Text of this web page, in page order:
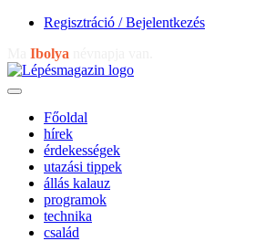
Regisztráció / Bejelentkezés
Ibolya
Főoldal
hírek
érdekességek
utazási tippek
állás kalauz
programok
technika
család